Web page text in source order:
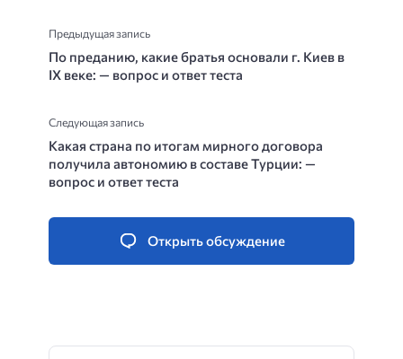
Предыдущая запись
По преданию, какие братья основали г. Киев в
IX веке: — вопрос и ответ теста
Следующая запись
Какая страна по итогам мирного договора
получила автономию в составе Турции: —
вопрос и ответ теста
Открыть обсуждение